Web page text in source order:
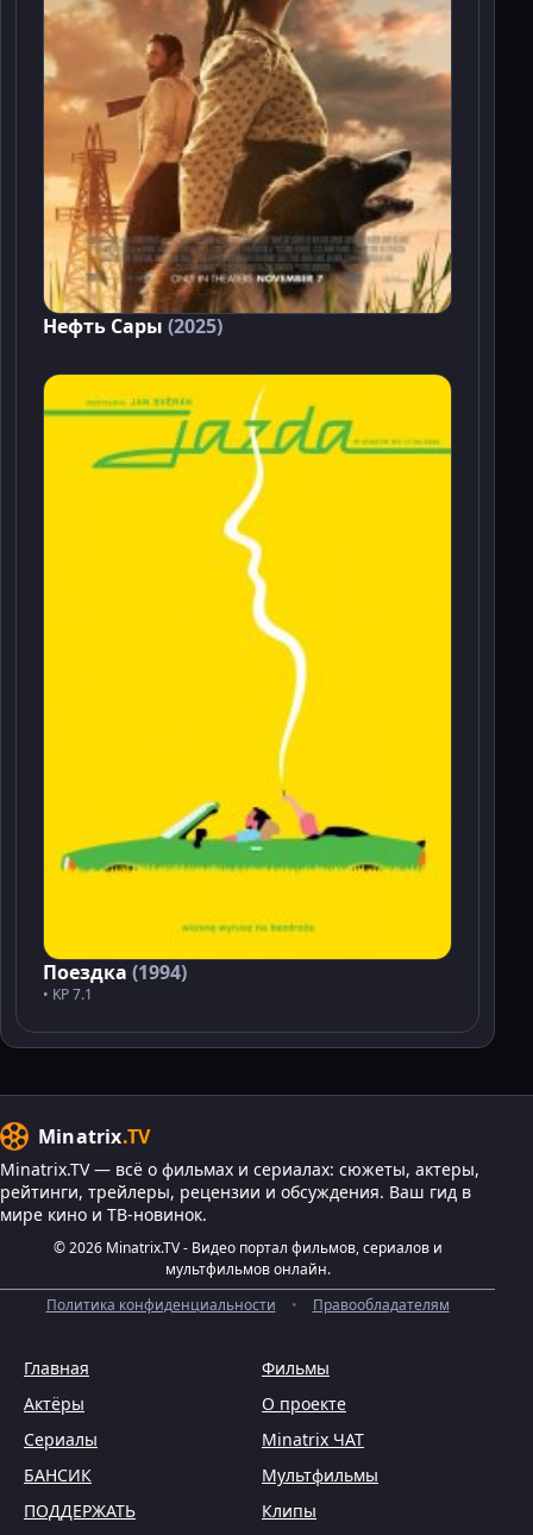
Нефть Сары (2025)
Поездка (1994)
• KP 7.1
Minatrix.TV
Minatrix.TV — всё о фильмах и сериалах: сюжеты, актеры,
рейтинги, трейлеры, рецензии и обсуждения. Ваш гид в
мире кино и ТВ-новинок.
© 2026 Minatrix.TV - Видео портал фильмов, сериалов и
мультфильмов онлайн.
Политика конфиденциальности
• Правообладателям
Главная
Фильмы
Актёры
О проекте
Сериалы
Minatrix ЧАТ
БАНСИК
Мультфильмы
ПОДДЕРЖАТЬ
Клипы